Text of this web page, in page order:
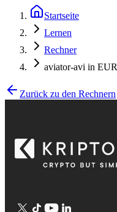
Startseite
Lernen
Rechner
aviator-avi in EUR
Zurück zu den Rechnern